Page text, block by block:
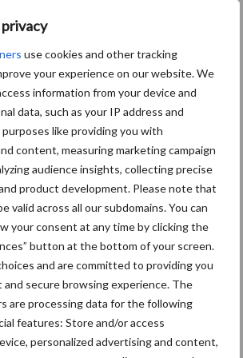
use cookies and other tracking
your experience on our website. We
information from your device and
data, such as your IP address and
like providing you with
content, measuring marketing campaign
audience insights, collecting precise
product development. Please note that
valid across all our subdomains. You can
your consent at any time by clicking the
button at the bottom of your screen.
and are committed to providing you
secure browsing experience. The
are processing data for the following
features: Store and/or access
personalized advertising and content,
Bemesting Fokkerij
Ligbox &
Voerhekken
Toon meer